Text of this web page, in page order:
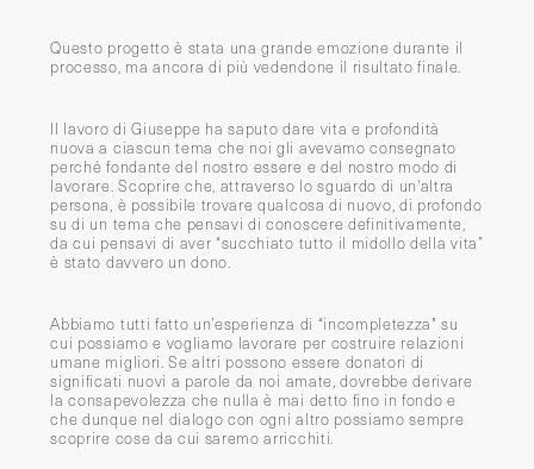
Questo progetto è stata una grande emozione durante il
processo, ma ancora di più vedendone il risultato finale.
Il lavoro di Giuseppe ha saputo dare vita e profondità
nuova a ciascun tema che noi gli avevamo consegnato
perché fondante del nostro essere e del nostro modo di
lavorare. Scoprire che, attraverso lo sguardo di un'altra
persona, è possibile trovare qualcosa di nuovo, di profondo
su di un tema che pensavi di conoscere definitivamente,
da cui pensavi di aver “succhiato tutto il midollo della vita”
è stato davvero un dono.
Abbiamo tutti fatto un’esperienza di “incompletezza" su
cui possiamo e vogliamo lavorare per costruire relazioni
umane migliori. Se altri possono essere donatori di
significati nuovi a parole da noi amate, dovrebbe derivare
la consapevolezza che nulla è mai detto fino in fondo e
che dunque nel dialogo con ogni altro possiamo sempre
scoprire cose da cui saremo arricchiti.